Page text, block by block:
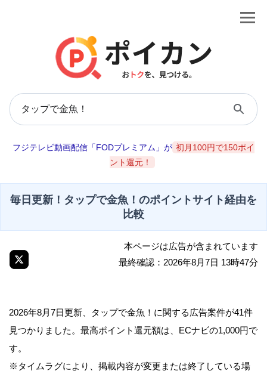
フジテレビ動画配信「FODプレミアム」が 初月100円で150ポイ
ント還元！
毎日更新！タップで金魚！のポイントサイト経由を
比較
本ページは広告が含まれています
最終確認：2026年8月7日 13時47分
2026年8月7日更新、タップで金魚！に関する広告案件が41件
見つかりました。最高ポイント還元額は、ECナビの1,000円で
す。
※タイムラグにより、掲載内容が変更または終了している場